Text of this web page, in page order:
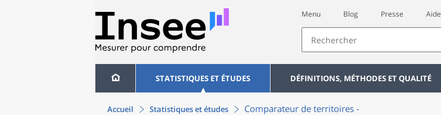
Menu Blog Presse Aide
STATISTIQUES ET ÉTUDES DÉFINITIONS, MÉTHODES ET QUALITÉ
Accueil Statistiques et études Comparateur de territoires -